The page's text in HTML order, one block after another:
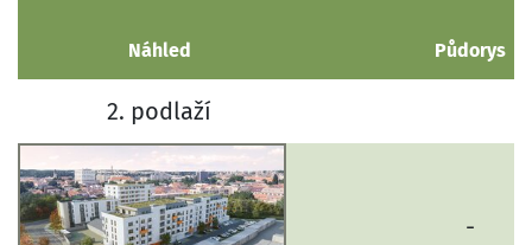
Náhled Půdorys
2. podlaží
-